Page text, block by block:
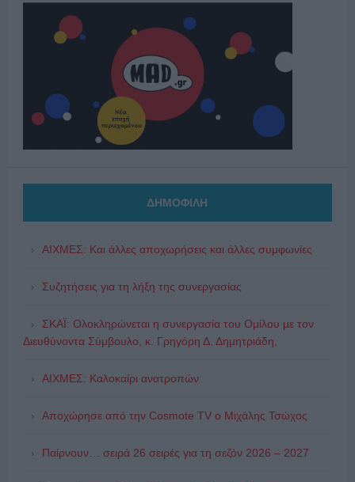
ΔΗΜΟΦΙΛΗ
ΑΙΧΜΕΣ: Και άλλες αποχωρήσεις και άλλες συμφωνίες
Συζητήσεις για τη λήξη της συνεργασίας
ΣΚΑΪ: Ολοκληρώνεται η συνεργασία του Ομίλου με τον
Διευθύνοντα Σύμβουλο, κ. Γρηγόρη Δ. Δημητριάδη,
ΑΙΧΜΕΣ: Καλοκαίρι ανατροπών
Αποχώρησε από την Cosmote TV o Μιχάλης Τσώχος
Παίρνουν… σειρά 26 σειρές για τη σεζόν 2026 – 2027